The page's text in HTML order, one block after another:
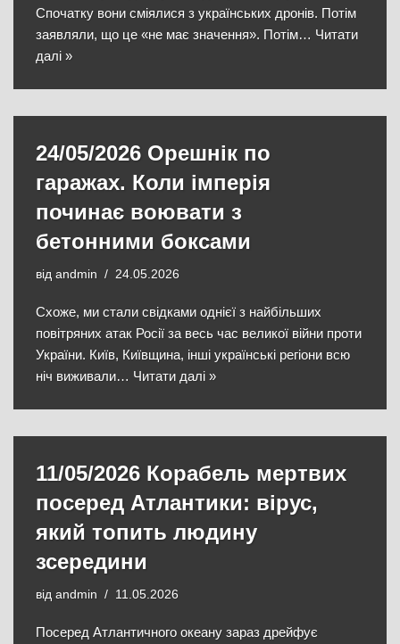
Спочатку вони сміялися з українських дронів. Потім
заявляли, що це «не має значення». Потім… Читати
далі »
24/05/2026 Орешнік по
гаражах. Коли імперія
починає воювати з
бетонними боксами
від andmin 24.05.2026
Схоже, ми стали свідками однієї з найбільших
повітряних атак Росії за весь час великої війни проти
України. Київ, Київщина, інші українські регіони всю
ніч виживали… Читати далі »
11/05/2026 Корабель мертвих
посеред Атлантики: вірус,
який топить людину
зсередини
від andmin 11.05.2026
Посеред Атлантичного океану зараз дрейфує